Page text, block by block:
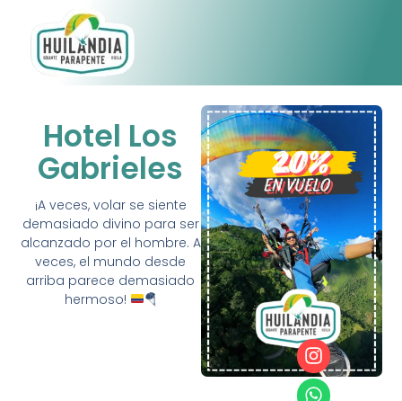
Hotel Los
Gabrieles
¡A veces, volar se siente
demasiado divino para ser
alcanzado por el hombre. A
veces, el mundo desde
arriba parece demasiado
hermoso!
🪂